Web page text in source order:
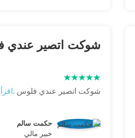
شوكت اتصير عندي
شوكت اتصير عندي فلوس .
حكمت سالم
خبير مالي